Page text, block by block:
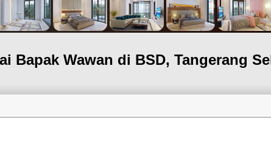
Bapak Wawan di BSD, Tangerang